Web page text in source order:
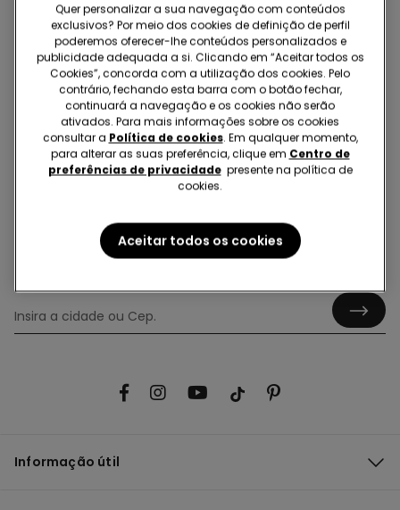
ROUPA
SWIMWEAR
Hey! Let's stay in touch: sign up!
Informação útil
Quer personalizar a sua navegação com conteúdos
exclusivos? Por meio dos cookies de definição de perfil
poderemos oferecer-lhe conteúdos personalizados e
publicidade adequada a si. Clicando em “Aceitar todos os
Cookies”, concorda com a utilização dos cookies. Pelo
contrário, fechando esta barra com o botão fechar,
continuará a navegação e os cookies não serão
ativados. Para mais informações sobre os cookies
consultar a Política de cookies. Em qualquer momento,
para alterar as suas preferência, clique em Centro de
preferências de privacidadepresente na política de
cookies.
Aceitar todos os cookies